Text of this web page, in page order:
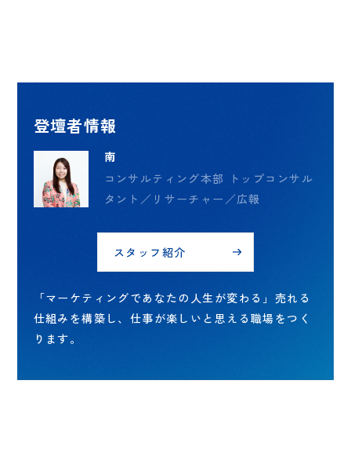
登壇者情報
南
コンサルティング本部 トップコンサル
タント／リサーチャー／広報
スタッフ紹介
「マーケティングであなたの人生が変わる」売れる
仕組みを構築し、仕事が楽しいと思える職場をつく
ります。